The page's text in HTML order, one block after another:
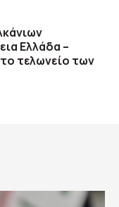
Ελλάδα –
τελωνείο των